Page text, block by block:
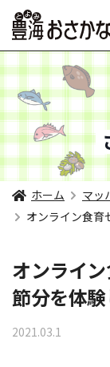
ホーム マッ
オンライン食育
オンライ
節分を体験
2021.03.1